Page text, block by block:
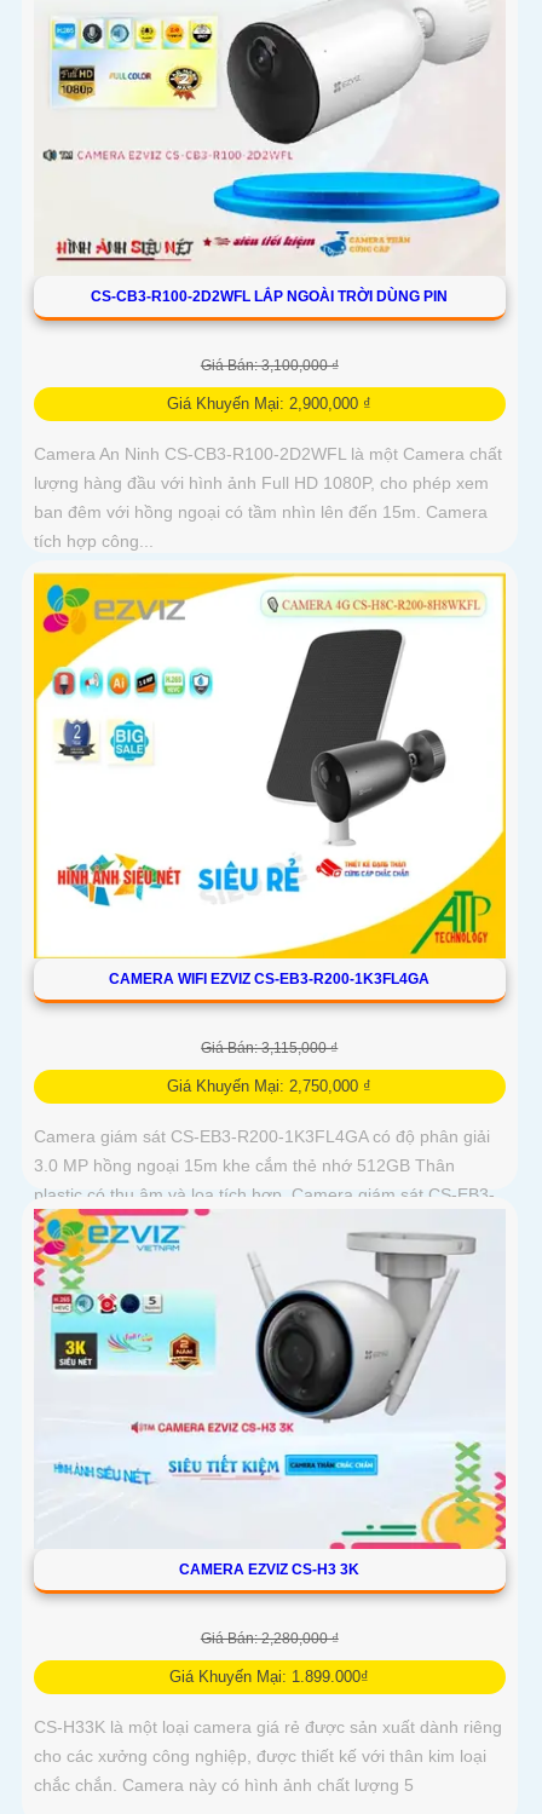
CS-CB3-R100-2D2WFL LẮP NGOÀI TRỜI DÙNG PIN
Giá Bán: 3,100,000 ₫
Giá Khuyến Mại: 2,900,000 ₫
Camera An Ninh CS-CB3-R100-2D2WFL là một Camera chất
lượng hàng đầu với hình ảnh Full HD 1080P, cho phép xem
ban đêm với hồng ngoại có tầm nhìn lên đến 15m. Camera
tích hợp công...
CAMERA WIFI EZVIZ CS-EB3-R200-1K3FL4GA
Giá Bán: 3,115,000 ₫
Giá Khuyến Mại: 2,750,000 ₫
Camera giám sát CS-EB3-R200-1K3FL4GA có độ phân giải
3.0 MP hồng ngoại 15m khe cắm thẻ nhớ 512GB Thân
plastic có thu âm và loa tích hợp. Camera giám sát CS-EB3-
R200-1K3FL4GA là...
CAMERA EZVIZ CS-H3 3K
Giá Bán: 2,280,000 ₫
Giá Khuyến Mại: 1.899.000₫
CS-H33K là một loại camera giá rẻ được sản xuất dành riêng
cho các xưởng công nghiệp, được thiết kế với thân kim loại
chắc chắn. Camera này có hình ảnh chất lượng 5